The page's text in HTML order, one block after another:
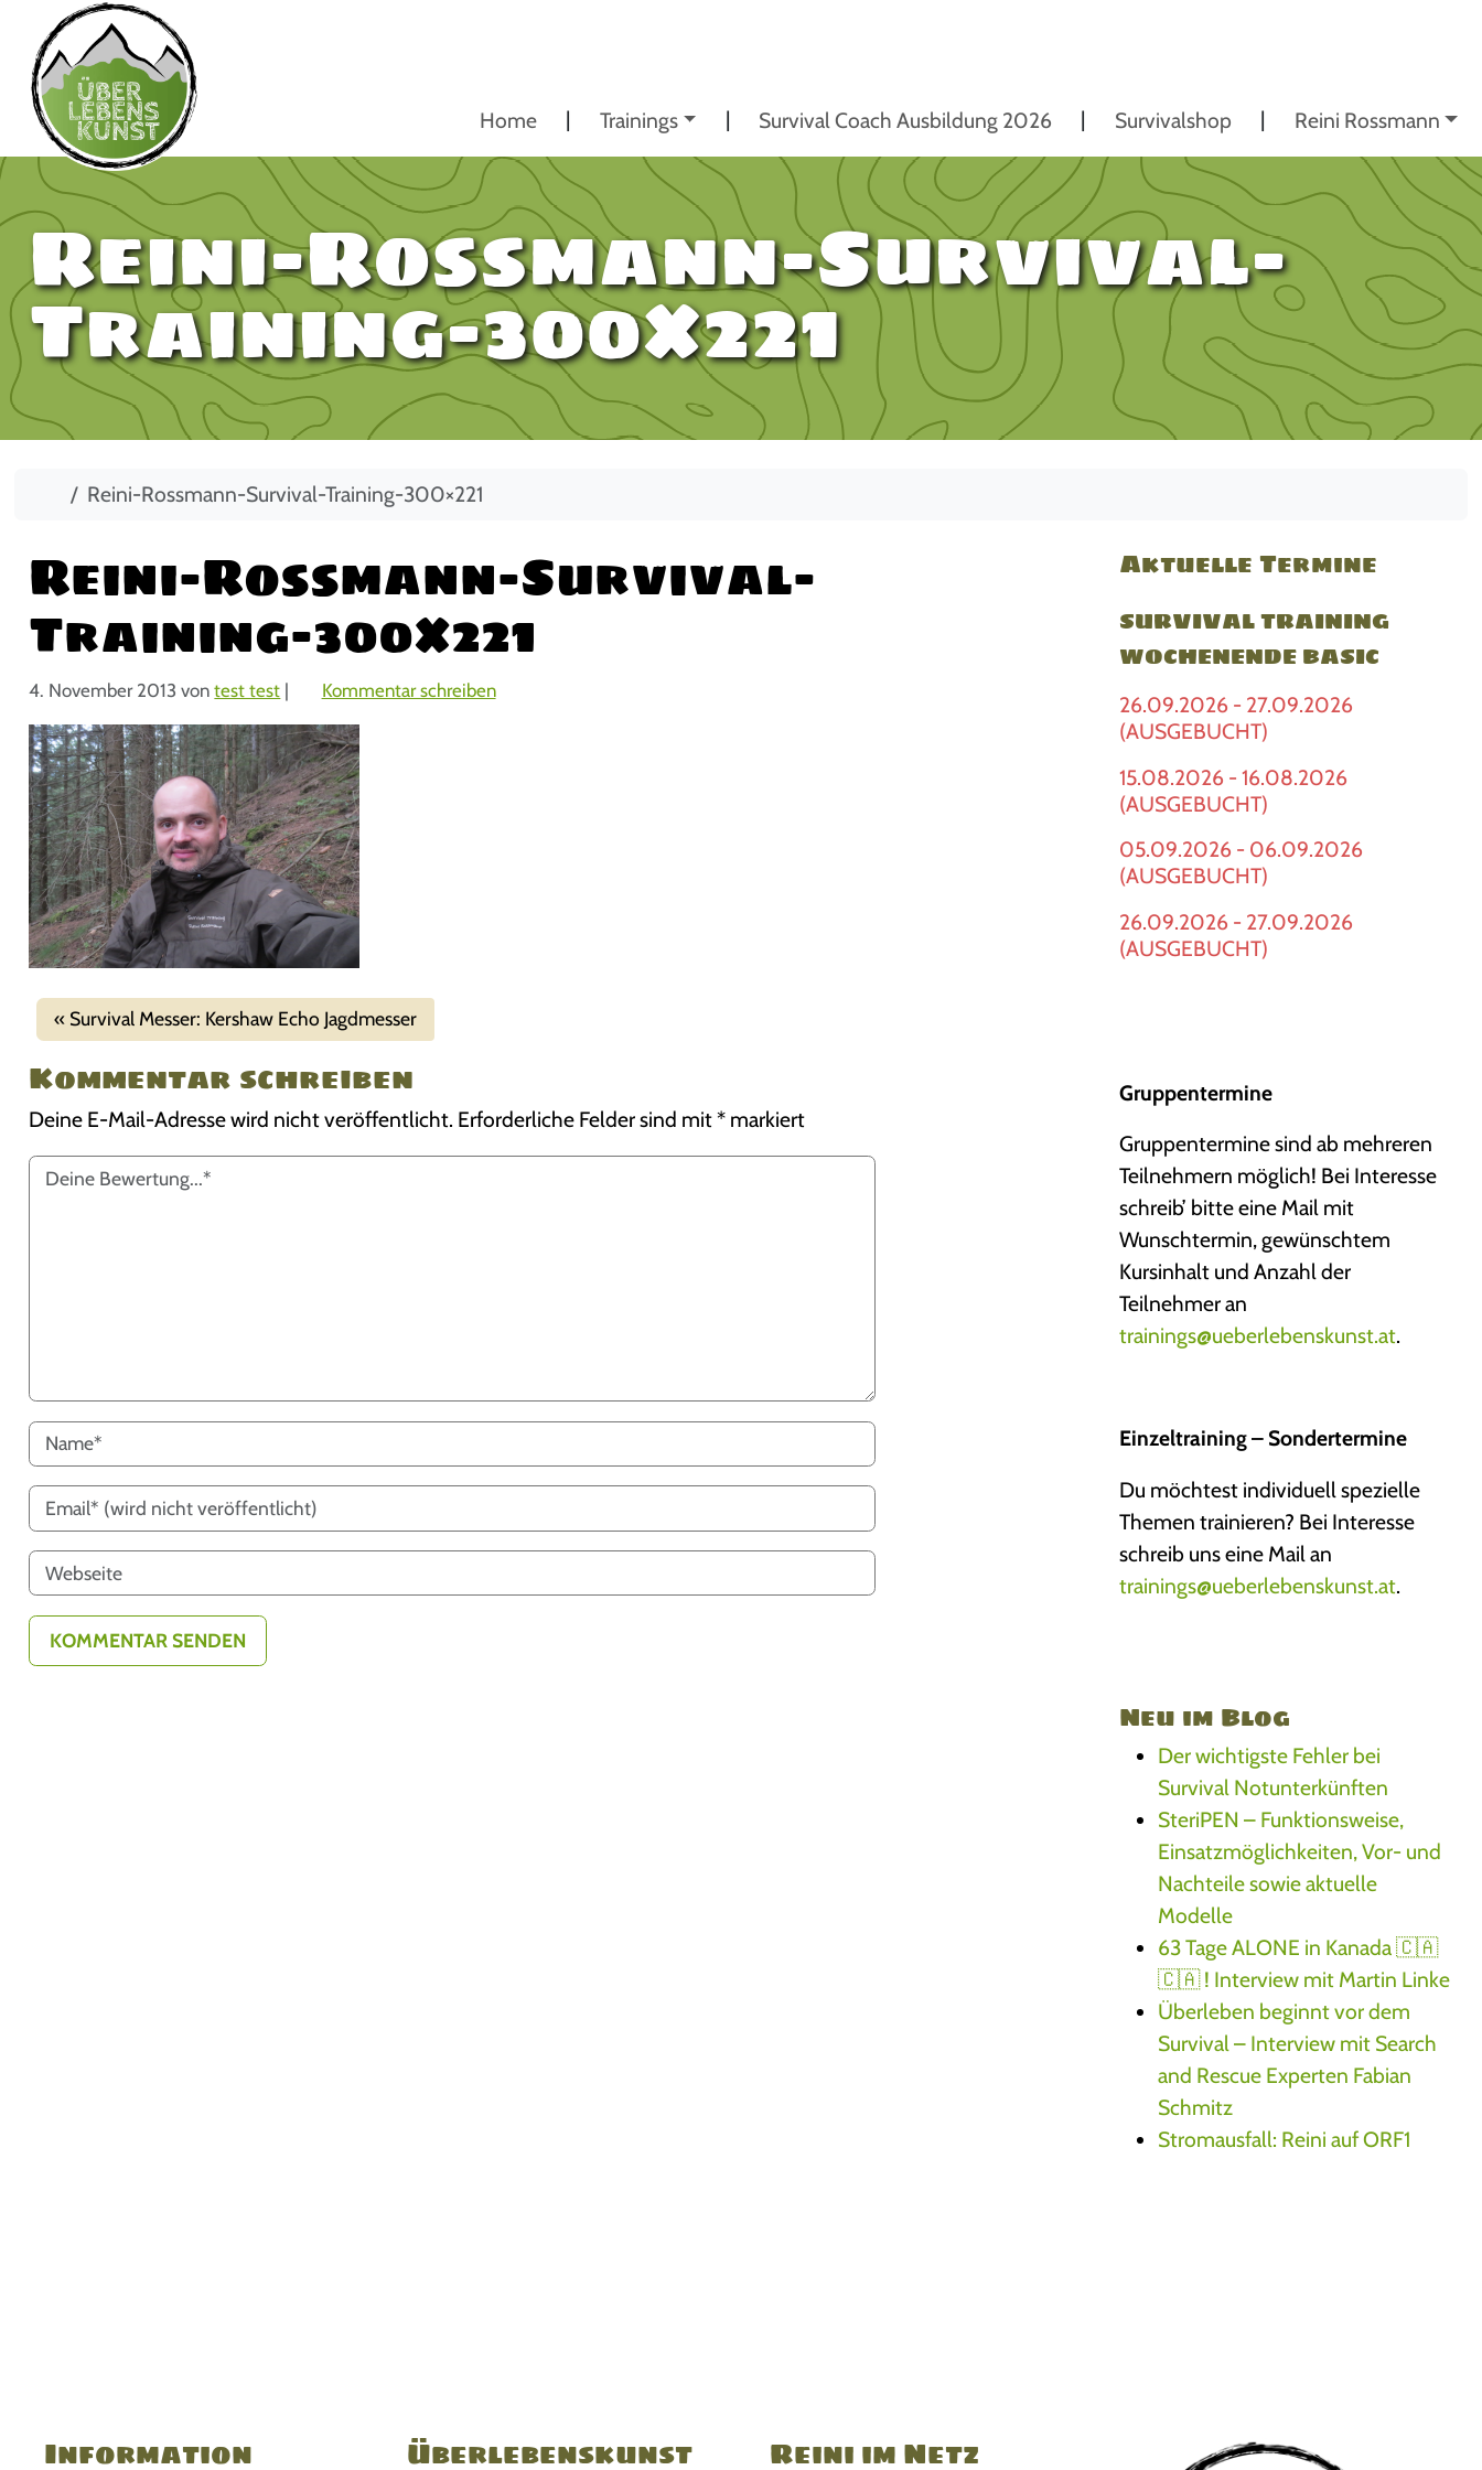
Home Trainings Survival Coach Ausbildung 2026 Survivalshop Reini Rossmann
Reini-Rossmann-Survival-
Training-300×221
StartReini-Rossmann-Survival-Training-300×221
Reini-Rossmann-Survival-
Training-300×221
4. November 2013 vontest test | Kommentar schreiben
Survival Messer: Kershaw Echo Jagdmesser
Kommentar schreiben
Deine E-Mail-Adresse wird nicht veröffentlicht. Erforderliche Felder sind mit* markiert
Aktuelle Termine
SURVIVAL TRAINING
WOCHENENDE BASIC
26.09.2026 - 27.09.2026
(AUSGEBUCHT)
15.08.2026 - 16.08.2026
(AUSGEBUCHT)
05.09.2026 - 06.09.2026
(AUSGEBUCHT)
26.09.2026 - 27.09.2026
(AUSGEBUCHT)
Gruppentermine
Gruppentermine sind ab mehreren
Teilnehmern möglich! Bei Interesse
schreib’ bitte eine Mail mit
Wunschtermin, gewünschtem
Kursinhalt und Anzahl der
Teilnehmer an
trainings@ueberlebenskunst.at.
Einzeltraining – Sondertermine
Du möchtest individuell spezielle
Themen trainieren? Bei Interesse
schreib uns eine Mail an
trainings@ueberlebenskunst.at.
Neu im Blog
Der wichtigste Fehler bei
Survival Notunterkünften
SteriPEN – Funktionsweise,
Einsatzmöglichkeiten, Vor- und
Nachteile sowie aktuelle
Modelle
63 Tage ALONE in Kanada 🇨🇦
🇨🇦 ! Interview mit Martin Linke
Überleben beginnt vor dem
Survival – Interview mit Search
and Rescue Experten Fabian
Schmitz
Stromausfall: Reini auf ORF1
Information Überlebenskunst Reini im Netz